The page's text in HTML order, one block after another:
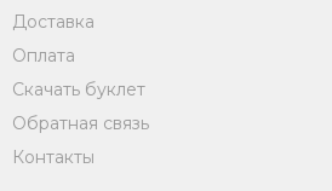
Доставка
Оплата
Скачать буклет
Обратная связь
Контакты